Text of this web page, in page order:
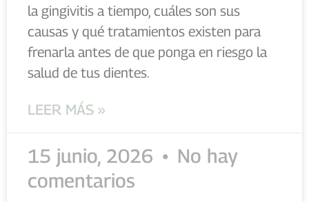
la gingivitis a tiempo, cuáles son sus
causas y qué tratamientos existen para
frenarla antes de que ponga en riesgo la
salud de tus dientes.
LEER MÁS »
15 junio, 2026
No hay
comentarios